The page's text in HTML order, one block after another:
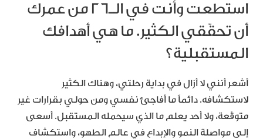
استطعت وأنت في الـ26 من عمرك
أن تحقّقي الكثير. ما هي أهدافك
المستقبلية؟
أشعر أنني لا أزال في بداية رحلتي، وهناك الكثير
لاستكشافه. دائماً ما أفاجئ نفسي ومن حولي بقرارات غير
متوقّعة، ولا أحد يعلم ما الذي سيحمله المستقبل. أسعى
إلى مواصلة النمو والإبداع في عالم الطهو، واستكشاف